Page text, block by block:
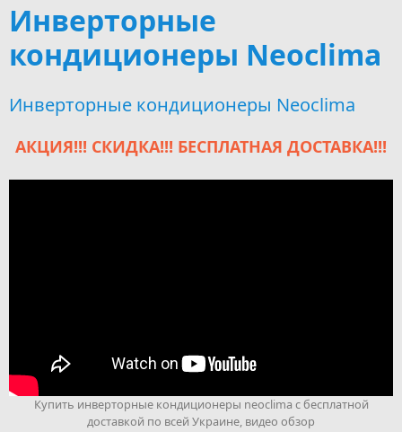
Инверторные
кондиционеры Neoclima
Инверторные кондиционеры Neoclima
АКЦИЯ!!! СКИДКА!!! БЕСПЛАТНАЯ ДОСТАВКА!!!
Купить инверторные кондиционеры neoclima с бесплатной
доставкой по всей Украине, видео обзор